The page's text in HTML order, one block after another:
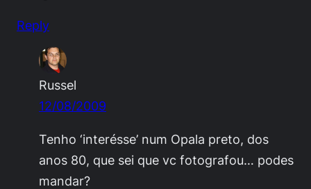
Reply
Russel
12/08/2009
Tenho ‘interésse’ num Opala preto, dos
anos 80, que sei que vc fotografou… podes
mandar?